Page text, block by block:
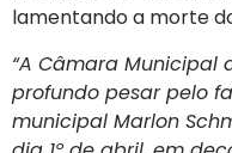
lamentando a morte
“A Câmara Municipal
profundo pesar pelo
municipal Marlon